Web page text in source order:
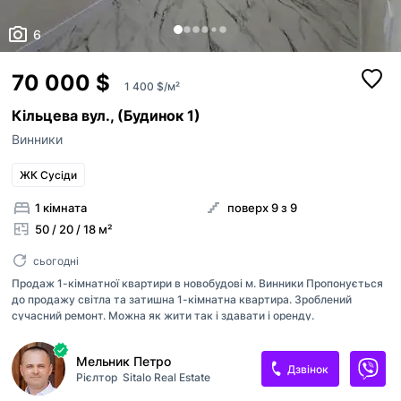
6
70 000 $ 1 400 $/м²
Кільцева вул., (Будинок 1)
Винники
ЖК Сусіди
1 кімната
50 / 20 / 18 м²
поверх 9 з 9
сьогодні
Продаж 1-кімнатної квартири в новобудові м. Винники Пропонується
до продажу світла та затишна 1-кімнатна квартира. Зроблений
сучасний ремонт. Можна як жити так і здавати і оренду.
18 м² • Поверх – 9 із 9 Код об'єкта: 17564
Мельник Петро
Рієлтор Sitalo Real Estate
Дзвінок